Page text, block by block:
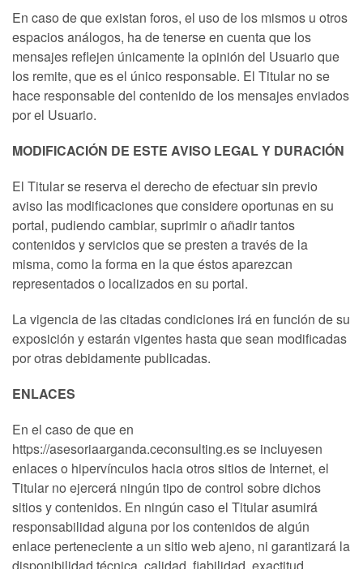
En caso de que existan foros, el uso de los mismos u otros
espacios análogos, ha de tenerse en cuenta que los
mensajes reflejen únicamente la opinión del Usuario que
los remite, que es el único responsable. El Titular no se
hace responsable del contenido de los mensajes enviados
por el Usuario.
MODIFICACIÓN DE ESTE AVISO LEGAL Y DURACIÓN
El Titular se reserva el derecho de efectuar sin previo
aviso las modificaciones que considere oportunas en su
portal, pudiendo cambiar, suprimir o añadir tantos
contenidos y servicios que se presten a través de la
misma, como la forma en la que éstos aparezcan
representados o localizados en su portal.
La vigencia de las citadas condiciones irá en función de su
exposición y estarán vigentes hasta que sean modificadas
por otras debidamente publicadas.
ENLACES
En el caso de que en
https://asesoriaarganda.ceconsulting.es se incluyesen
enlaces o hipervínculos hacia otros sitios de Internet, el
Titular no ejercerá ningún tipo de control sobre dichos
sitios y contenidos. En ningún caso el Titular asumirá
responsabilidad alguna por los contenidos de algún
enlace perteneciente a un sitio web ajeno, ni garantizará la